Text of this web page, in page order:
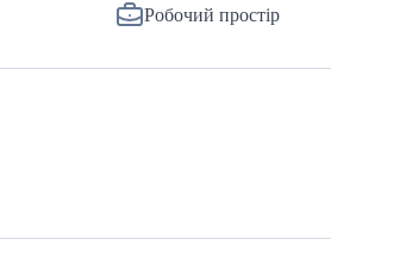
Робочий простір